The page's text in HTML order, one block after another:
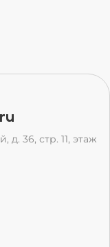
д. 36, стр. 11, этаж